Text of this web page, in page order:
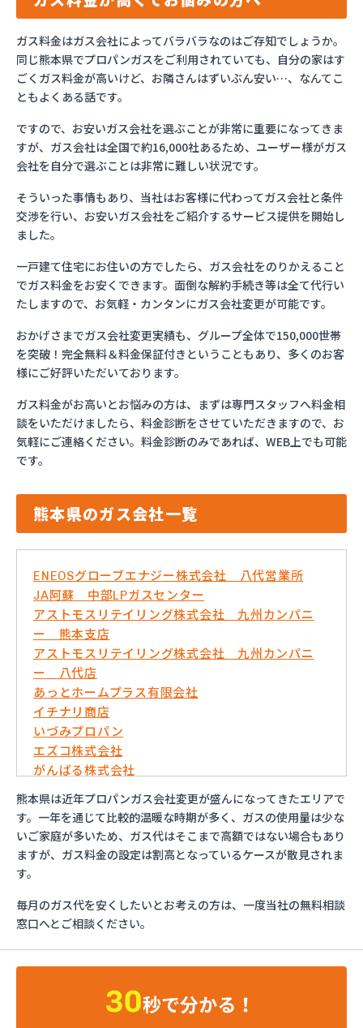
ガス料金はガス会社によってバラバラなのはご存知でしょうか。
同じ熊本県でプロパンガスをご利用されていても、自分の家はす
ごくガス料金が高いけど、お隣さんはずいぶん安い…、なんてこ
ともよくある話です。
ですので、お安いガス会社を選ぶことが非常に重要になってきま
すが、ガス会社は全国で約16,000社あるため、ユーザー様がガス
会社を自分で選ぶことは非常に難しい状況です。
そういった事情もあり、当社はお客様に代わってガス会社と条件
交渉を行い、お安いガス会社をご紹介するサービス提供を開始し
ました。
一戸建て住宅にお住いの方でしたら、ガス会社をのりかえること
でガス料金をお安くできます。面倒な解約手続き等は全て代行い
たしますので、お気軽・カンタンにガス会社変更が可能です。
おかげさまでガス会社変更実績も、グループ全体で150,000世帯
を突破！完全無料＆料金保証付きということもあり、多くのお客
様にご好評いただいております。
ガス料金がお高いとお悩みの方は、まずは専門スタッフへ料金相
談をいただけましたら、料金診断をさせていただきますので、お
気軽にご連絡ください。料金診断のみであれば、WEB上でも可能
です。
熊本県のガス会社一覧
ENEOSグローブエナジー株式会社 八代営業所
JA阿蘇 中部LPガスセンター
アストモスリテイリング株式会社 九州カンパニ
ー 熊本支店
アストモスリテイリング株式会社 九州カンパニ
ー 八代店
あっとホームプラス有限会社
イチナリ商店
いづみプロパン
エズコ株式会社
がんばる株式会社
くまさんガス産業株式会社
こめやプロパン
さかいや
サンエス設備機器株式会社
ライフガス山口
リボンガス株式会社
愛和
井上商店
熊本県は近年プロパンガス会社変更が盛んになってきたエリアで
す。一年を通じて比較的温暖な時期が多く、ガスの使用量は少な
いご家庭が多いため、ガス代はそこまで高額ではない場合もあり
ますが、ガス料金の設定は割高となっているケースが散見されま
す。
毎月のガス代を安くしたいとお考えの方は、一度当社の無料相談
窓口へとご相談ください。